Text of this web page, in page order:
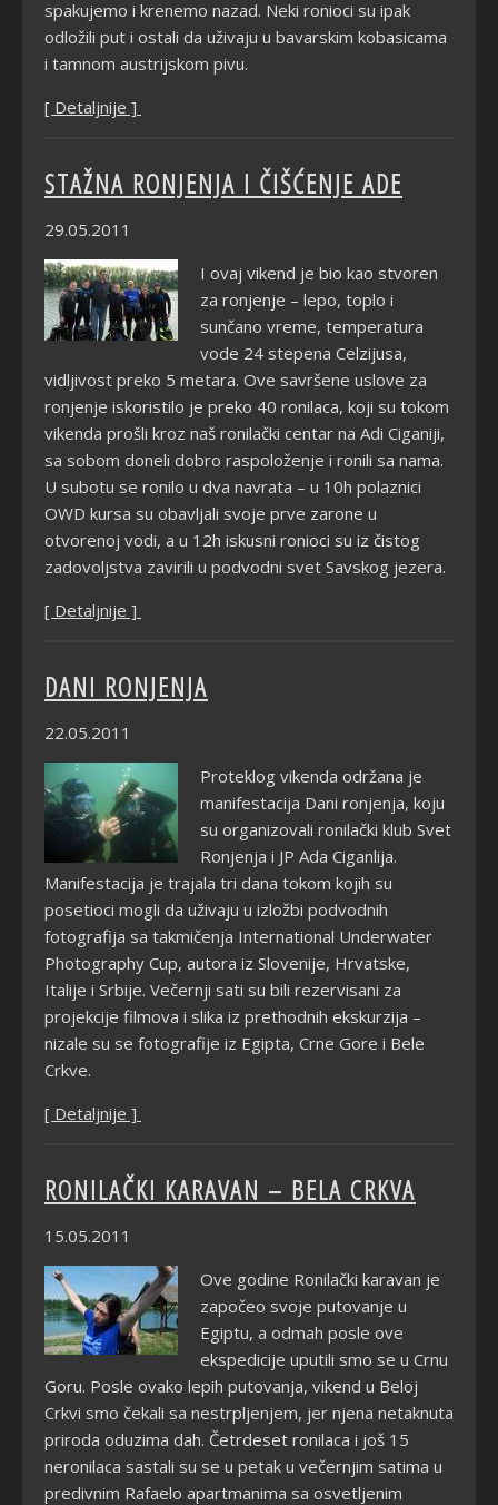
spakujemo i krenemo nazad. Neki ronioci su ipak
odložili put i ostali da uživaju u bavarskim kobasicama
i tamnom austrijskom pivu.
[ Detaljnije ]
STAŽNA RONJENJA I ČIŠĆENJE ADE
29.05.2011
I ovaj vikend je bio kao stvoren
za ronjenje – lepo, toplo i
sunčano vreme, temperatura
vode 24 stepena Celzijusa,
vidljivost preko 5 metara. Ove savršene uslove za
ronjenje iskoristilo je preko 40 ronilaca, koji su tokom
vikenda prošli kroz naš ronilački centar na Adi Ciganiji,
sa sobom doneli dobro raspoloženje i ronili sa nama.
U subotu se ronilo u dva navrata – u 10h polaznici
OWD kursa su obavljali svoje prve zarone u
otvorenoj vodi, a u 12h iskusni ronioci su iz čistog
zadovoljstva zavirili u podvodni svet Savskog jezera.
[ Detaljnije ]
DANI RONJENJA
22.05.2011
Proteklog vikenda održana je
manifestacija Dani ronjenja, koju
su organizovali ronilački klub Svet
Ronjenja i JP Ada Ciganlija.
Manifestacija je trajala tri dana tokom kojih su
posetioci mogli da uživaju u izložbi podvodnih
fotografija sa takmičenja International Underwater
Photography Cup, autora iz Slovenije, Hrvatske,
Italije i Srbije. Večernji sati su bili rezervisani za
projekcije filmova i slika iz prethodnih ekskurzija –
nizale su se fotografije iz Egipta, Crne Gore i Bele
Crkve.
[ Detaljnije ]
RONILAČKI KARAVAN – BELA CRKVA
15.05.2011
Ove godine Ronilački karavan je
započeo svoje putovanje u
Egiptu, a odmah posle ove
ekspedicije uputili smo se u Crnu
Goru. Posle ovako lepih putovanja, vikend u Beloj
Crkvi smo čekali sa nestrpljenjem, jer njena netaknuta
priroda oduzima dah. Četrdeset ronilaca i još 15
neronilaca sastali su se u petak u večernjim satima u
predivnim Rafaelo apartmanima sa osvetljenim